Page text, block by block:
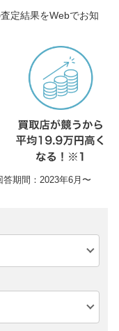
定結果をWebでお知
期間：2023年6月〜